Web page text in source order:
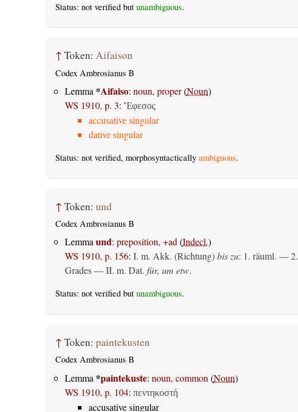
Status: not verified but unambiguous.
↑ Token: Aifaison
Codex Ambrosianus B
Lemma *Aifaiso: noun, proper(Noun)
WS 1910, p. 3: Ἔφεσος
accusative singular
dative singular
Status: not verified, morphosyntactically ambiguous.
↑ Token: und
Codex Ambrosianus B
Lemmaund: preposition, +ad(Indecl.)
WS 1910, p. 156: I. m. Akk. (Richtung) bis zu: 1. räuml. — 2.
Grades — II. m. Dat. für, um etw.
Status: not verified but unambiguous.
↑ Token: paintekusten
Codex Ambrosianus B
Lemma *paintekuste: noun, common (Noun)
WS 1910, p. 104: πεντηκοστή
accusative singular